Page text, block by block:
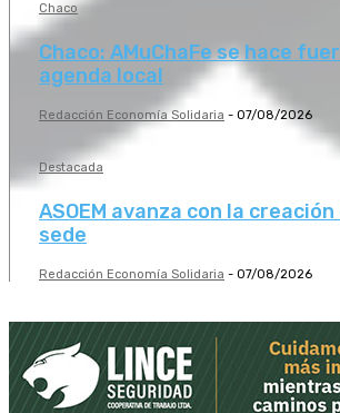
Chaco
Chaco: AMuChaFe se hace
agenda local
Redacción Economía Solidaria - 07/08/2026
Destacada
ASOEM avanza con la
sede
Redacción Economía Solidaria - 07/08/2026